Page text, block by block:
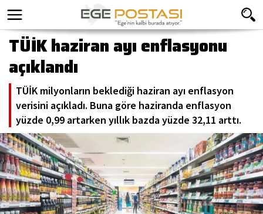
TÜİK haziran ayı enflasyonu
açıklandı
TÜİK milyonların beklediği haziran ayı enflasyon
verisini açıkladı. Buna göre haziranda enflasyon
yüzde 0,99 artarken yıllık bazda yüzde 32,11 arttı.